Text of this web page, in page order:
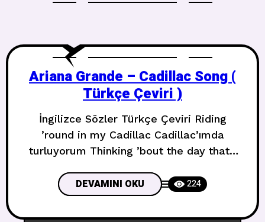
Ariana Grande – Cadillac Song (
Türkçe Çeviri )
İngilizce Sözler Türkçe Çeviri Riding
’round in my Cadillac Cadillac’ımda
turluyorum Thinking ’bout the day that I
düşünüyorum Nothing compares to what
we had, and baby, that won’t change
Sahip olduğumuz şeyle kıyaslanacak
DEVAMINI OKU 224